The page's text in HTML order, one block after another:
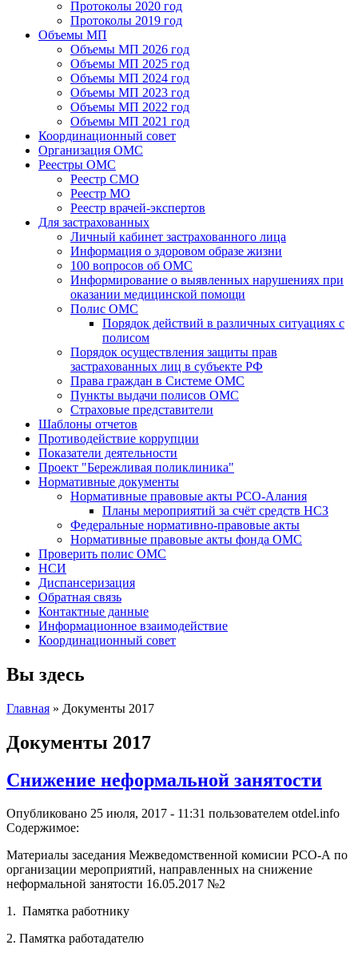
Протоколы 2020 год
Протоколы 2019 год
Объемы МП
Объемы МП 2026 год
Объемы МП 2025 год
Объемы МП 2024 год
Объемы МП 2023 год
Объемы МП 2022 год
Объемы МП 2021 год
Координационный совет
Организация ОМС
Реестры ОМС
Реестр СМО
Реестр МО
Реестр врачей-экспертов
Для застрахованных
Личный кабинет застрахованного лица
Информация о здоровом образе жизни
100 вопросов об ОМС
Информирование о выявленных нарушениях при
оказании медицинской помощи
Полис ОМС
Порядок действий в различных ситуациях с
полисом
Порядок осуществления защиты прав
застрахованных лиц в субъекте РФ
Права граждан в Системе ОМС
Пункты выдачи полисов ОМС
Страховые представители
Шаблоны отчетов
Противодействие коррупции
Показатели деятельности
Проект "Бережливая поликлиника"
Нормативные документы
Нормативные правовые акты РСО-Алания
Планы мероприятий за счёт средств НСЗ
Федеральные нормативно-правовые акты
Нормативные правовые акты фонда ОМС
Проверить полис ОМС
НСИ
Диспансеризация
Обратная связь
Контактные данные
Информационное взаимодействие
Координационный совет
Вы здесь
Главная » Документы 2017
Документы 2017
Снижение неформальной занятости
Опубликовано 25 июля, 2017 - 11:31 пользователем otdel.info
Содержимое:
Материалы заседания Межведомственной комисии РСО-А по
организации мероприятий, направленных на снижение
неформальной занятости 16.05.2017 №2
1. Памятка работнику
2. Памятка работадателю